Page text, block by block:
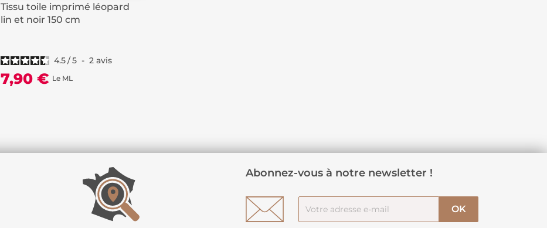
Tissu toile imprimé léopard
lin et noir 150 cm
4.5/5 - 2 avis
7,90 € Le ML
Abonnez-vous à notre newsletter !